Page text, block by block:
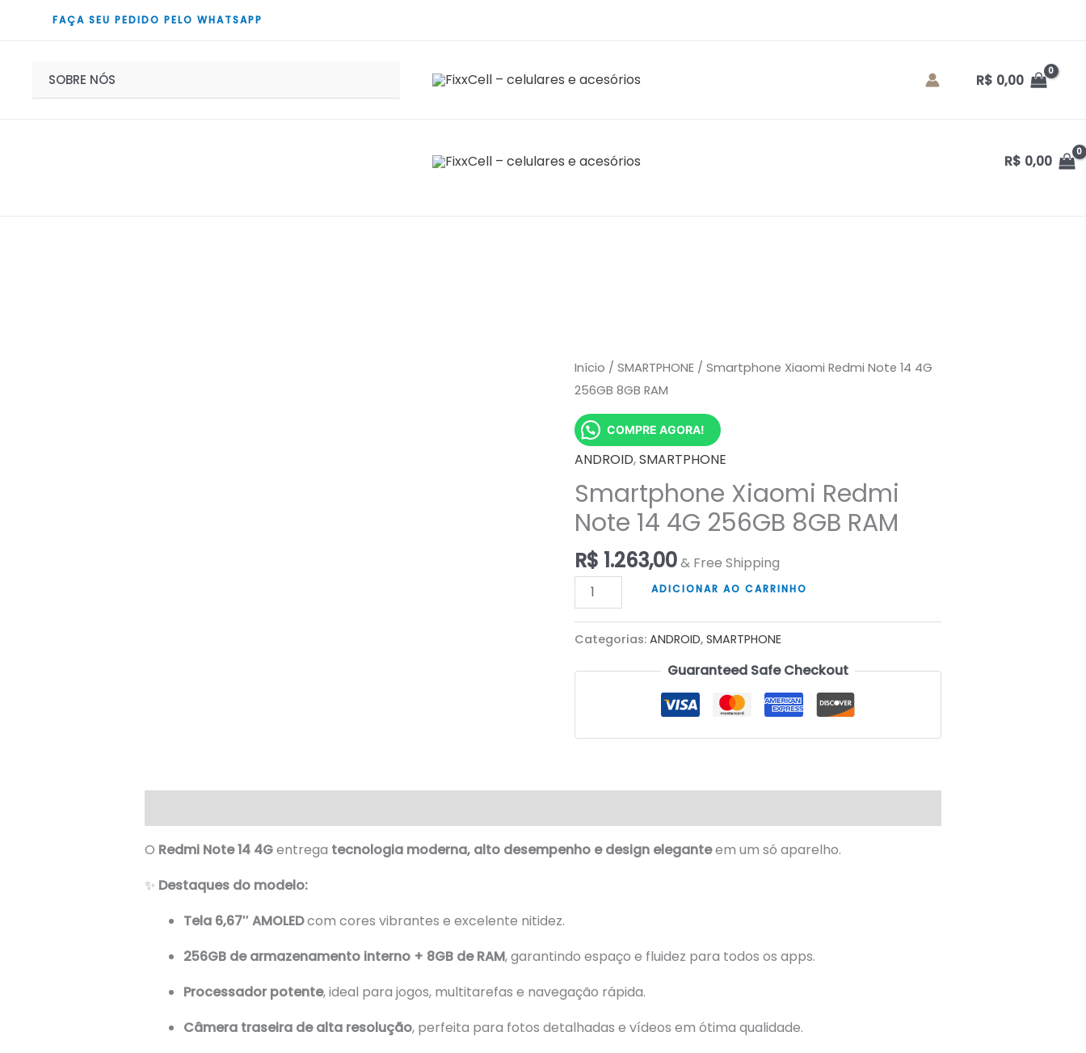
conteúdo
FAÇA SEU PEDIDO PELO WHATSAPP
SOBRE NÓS R$ 0,00
R$ 0,00
Início /SMARTPHONE / Smartphone Xiaomi Redmi Note 14 4G
256GB 8GB RAM
COMPRE AGORA!
ANDROID,SMARTPHONE
Smartphone Xiaomi Redmi
Note 14 4G 256GB 8GB RAM
R$ 1.263,00& Free Shipping
Smartphone
Xiaomi
Redmi
14
8GB
quantidade
ADICIONAR AO CARRINHO
Categorias:ANDROID,SMARTPHONE
Guaranteed Safe Checkout
O Redmi Note 14 4Gentrega tecnologia moderna, alto desempenho e design eleganteem um só aparelho.
✨ Destaques do modelo:
Tela 6,67″ AMOLEDcom cores vibrantes e excelente nitidez.
256GB de armazenamento interno + 8GB de RAM, garantindo espaço e fluidez para todos os apps.
Processador potente, ideal para jogos, multitarefas e navegação rápida.
Câmera traseira de alta resolução, perfeita para fotos detalhadas e vídeos em ótima qualidade.